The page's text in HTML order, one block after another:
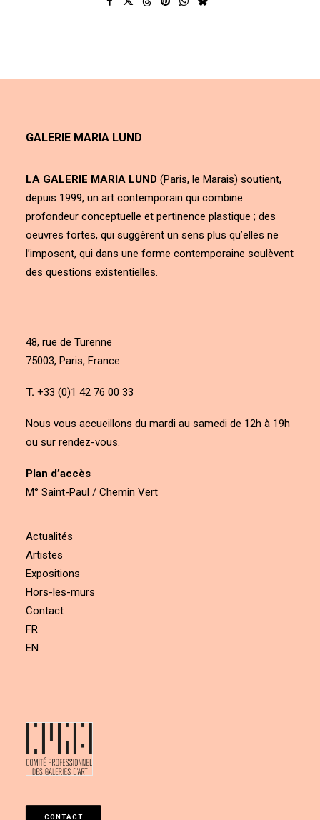
GALERIE MARIA LUND
LA GALERIE MARIA LUND (Paris, le Marais) soutient,
depuis 1999, un art contemporain qui combine
profondeur conceptuelle et pertinence plastique ; des
oeuvres fortes, qui suggèrent un sens plus qu’elles ne
l’imposent, qui dans une forme contemporaine soulèvent
des questions existentielles.
48, rue de Turenne
75003, Paris, France
T. +33 (0)1 42 76 00 33
Nous vous accueillons du mardi au samedi de 12h à 19h
ou sur rendez-vous.
Plan d’accès
M° Saint-Paul / Chemin Vert
Actualités
Artistes
Expositions
Hors-les-murs
Contact
FR
EN
CONTACT